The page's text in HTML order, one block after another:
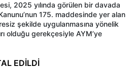
2025 yılında görülen bir davada
175. maddesinde yer alan
şekilde uygulanmasına yönelik
olduğu gerekçesiyle AYM’ye
EDİLDİ